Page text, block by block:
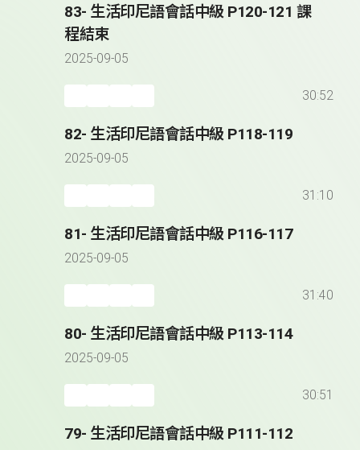
83- 生活印尼語會話中級 P120-121 課
程結束
2025-09-05
30:52
82- 生活印尼語會話中級 P118-119
2025-09-05
31:10
81- 生活印尼語會話中級 P116-117
2025-09-05
31:40
80- 生活印尼語會話中級 P113-114
2025-09-05
30:51
79- 生活印尼語會話中級 P111-112